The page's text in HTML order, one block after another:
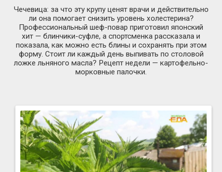
Чечевица: за что эту крупу ценят врачи и действительно
ли она помогает снизить уровень холестерина?
Профессиональный шеф-повар приготовил японский
хит — блинчики-суфле, а спортсменка рассказала и
показала, как можно есть блины и сохранять при этом
форму. Стоит ли каждый день выпивать по столовой
ложке льняного масла? Рецепт недели — картофельно-
морковные палочки.